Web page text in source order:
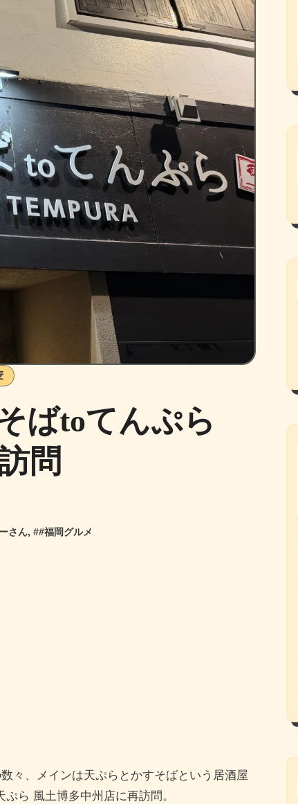
ばtoてんぷら
問
さん, ##福岡グルメ
々、メインは天ぷらとかすそばという居酒屋
ら 風土博多中州店に再訪問。